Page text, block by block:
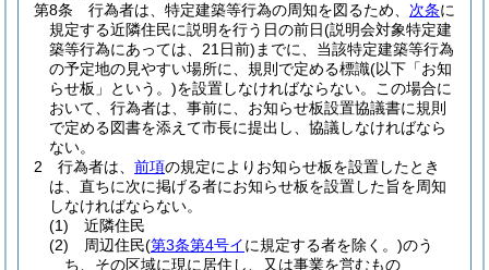
第8条
行為者は、特定建築等行為の周知を図るため、 次条に
規定する近隣住民に説明を行う日の前日(説明会対象特定建
築等行為にあっては、21日前) までに、当該特定建築等行為
の予定地の見やすい場所に、規則で定める標識(以下「お知
らせ板」という。)を設置しなければならない。
この場合に
おいて、行為者は、事前に、お知らせ板設置協議書に規則
で定める図書を添えて市長に提出し、協議しなければなら
ない。
2
行為者は、 前項の規定によりお知らせ板を設置したとき
は、直ちに次に掲げる者にお知らせ板を設置した旨を周知
しなければならない。
(1)
近隣住民
(2)
周辺住民(第3条第4号イに規定する者を除く。)のう
ち、その区域に現に居住し、又は事業を営むもの